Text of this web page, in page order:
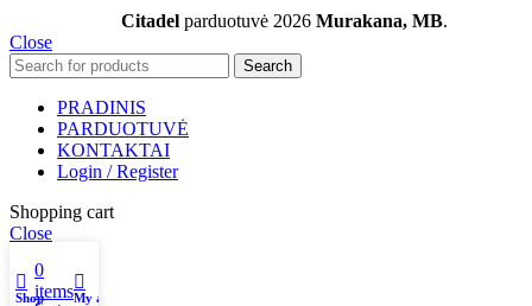
Citadelparduotuvė 2026 Murakana, MB.
Close
Search
PRADINIS
PARDUOTUVĖ
KONTAKTAI
Login / Register
Shopping cart
Close
Shop
0
itemsMy account